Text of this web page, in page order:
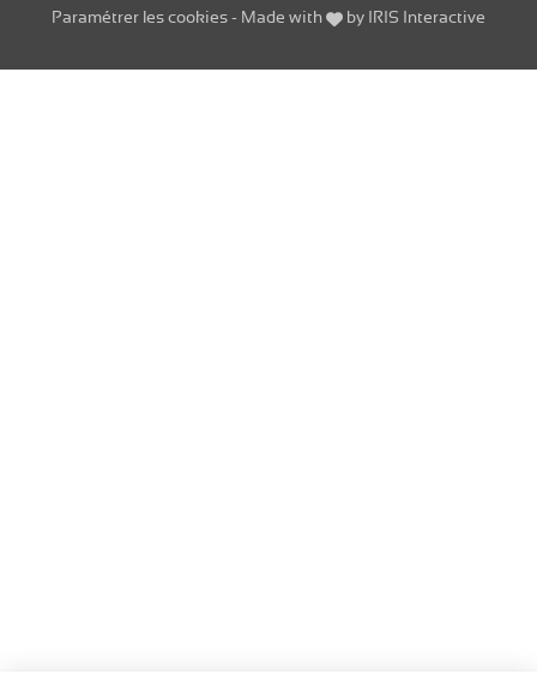
Paramétrer les cookies- Made with by IRIS Interactive